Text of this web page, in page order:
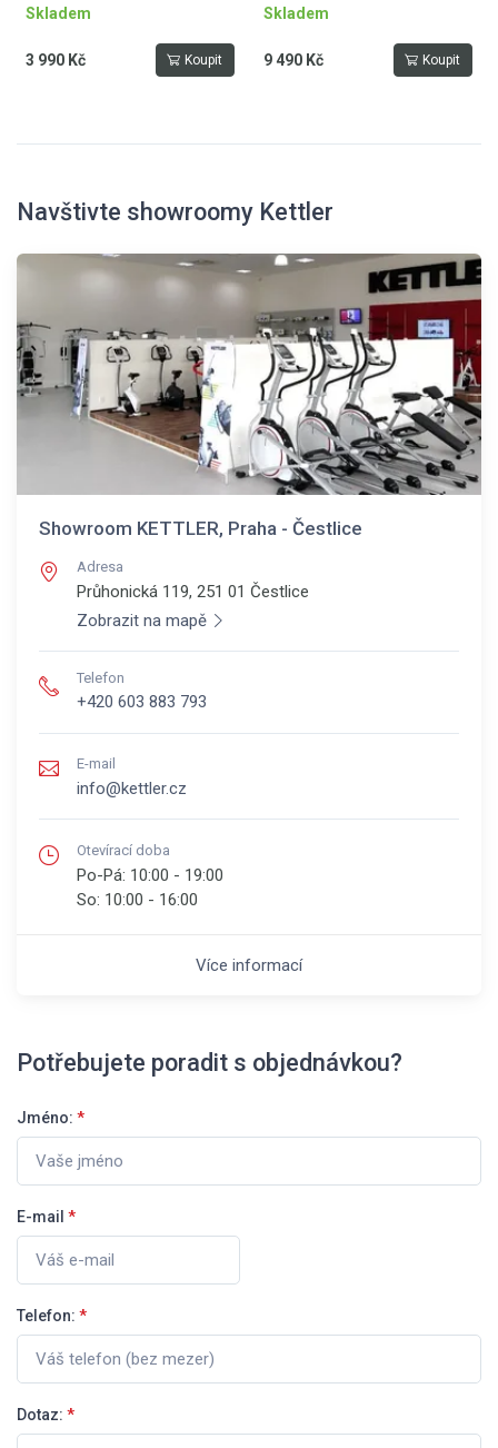
Skladem
3 990 Kč Koupit
Skladem
9 490 Kč Koupit
Navštivte showroomy Kettler
Showroom KETTLER, Praha - Čestlice
Adresa
Průhonická 119, 251 01 Čestlice
Zobrazit na mapě
Telefon
+420 603 883 793
E-mail
info@kettler.cz
Otevírací doba
Po-Pá: 10:00 - 19:00
So: 10:00 - 16:00
Více informací
Potřebujete poradit s objednávkou?
Jméno: *
E-mail *
Telefon: *
Dotaz: *